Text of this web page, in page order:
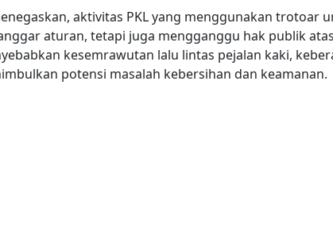
aktivitas PKL yang menggunakan trotoar
aturan, tetapi juga mengganggu hak publik
kesemrawutan lalu lintas pejalan kaki,
potensi masalah kebersihan dan keamanan.